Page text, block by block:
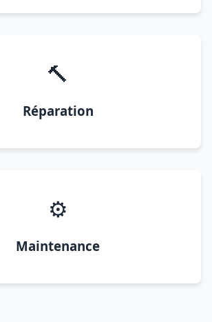
🔨
Réparation
⚙️
Maintenance